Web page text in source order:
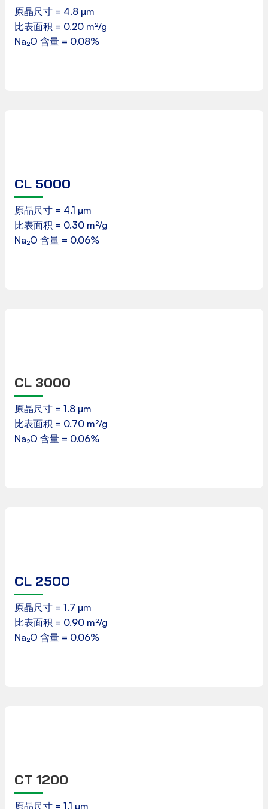
原晶尺寸 = 4.8 µm
比表面积 = 0.20 m²/g
Na₂O 含量 = 0.08%
CL 5000
原晶尺寸 = 4.1 µm
比表面积 = 0.30 m²/g
Na₂O 含量 = 0.06%
CL 3000
原晶尺寸 = 1.8 µm
比表面积 = 0.70 m²/g
Na₂O 含量 = 0.06%
CL 2500
原晶尺寸 = 1.7 µm
比表面积 = 0.90 m²/g
Na₂O 含量 = 0.06%
CT 1200
原晶尺寸 = 1.1 µm